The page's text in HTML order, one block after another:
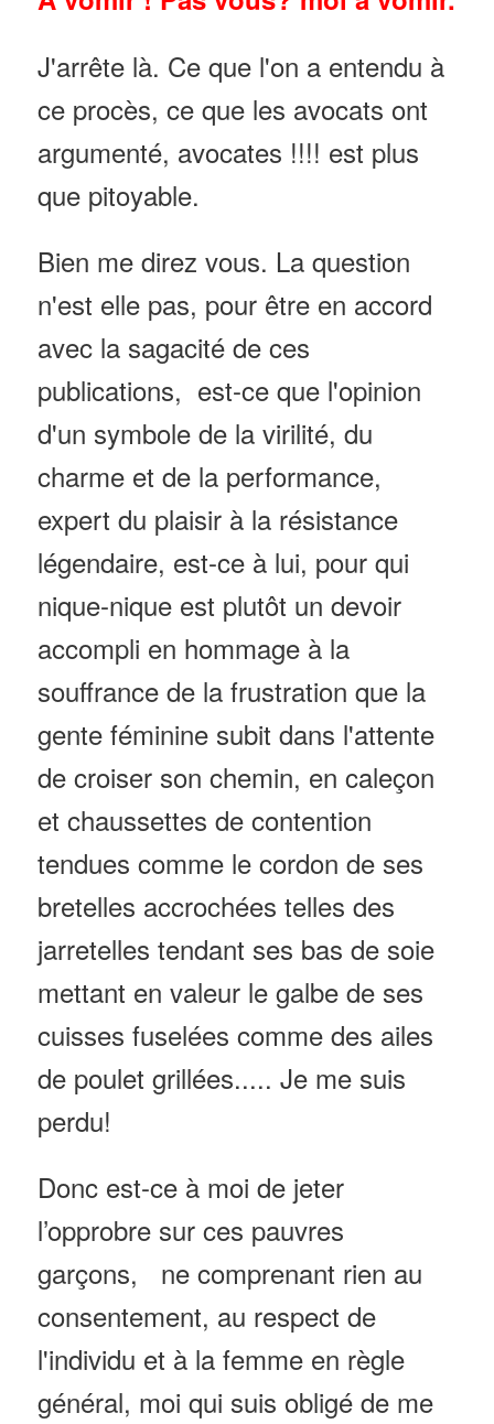
J'arrête là. Ce que l'on a entendu à
ce procès, ce que les avocats ont
argumenté, avocates !!!! est plus
que pitoyable.
Bien me direz vous. La question
n'est elle pas, pour être en accord
avec la sagacité de ces
publications, est-ce que l'opinion
d'un symbole de la virilité, du
charme et de la performance,
expert du plaisir à la résistance
légendaire, est-ce à lui, pour qui
nique-nique est plutôt un devoir
accompli en hommage à la
souffrance de la frustration que la
gente féminine subit dans l'attente
de croiser son chemin, en caleçon
et chaussettes de contention
tendues comme le cordon de ses
bretelles accrochées telles des
jarretelles tendant ses bas de soie
mettant en valeur le galbe de ses
cuisses fuselées comme des ailes
de poulet grillées..... Je me suis
perdu!
Donc est-ce à moi de jeter
l’opprobre sur ces pauvres
garçons, ne comprenant rien au
consentement, au respect de
l'individu et à la femme en règle
général, moi qui suis obligé de me